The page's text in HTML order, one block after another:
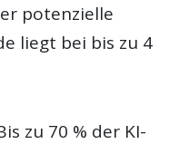
potenzielle
liegt bei bis zu 4
zu 70 % der KI-